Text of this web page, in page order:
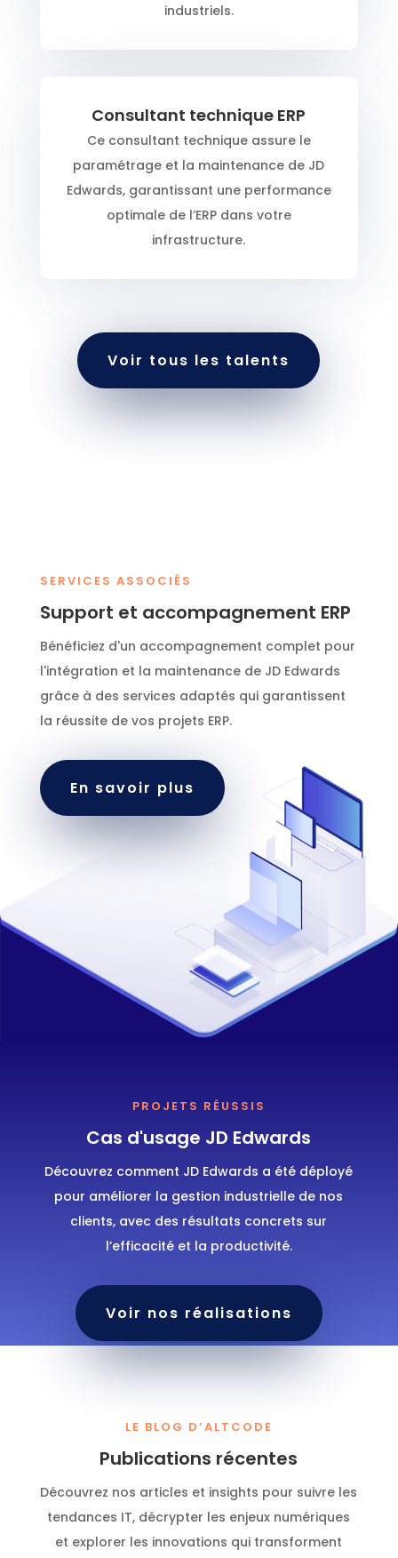
industriels.
Consultant technique ERP
Ce consultant technique assure le
paramétrage et la maintenance de JD
Edwards, garantissant une performance
optimale de l’ERP dans votre
infrastructure.
Voir tous les talents
SERVICES ASSOCIÉS
Support et accompagnement ERP
Bénéficiez d'un accompagnement complet pour
l'intégration et la maintenance de JD Edwards
grâce à des services adaptés qui garantissent
la réussite de vos projets ERP.
En savoir plus
PROJETS RÉUSSIS
Cas d'usage JD Edwards
Découvrez comment JD Edwards a été déployé
pour améliorer la gestion industrielle de nos
clients, avec des résultats concrets sur
l’efficacité et la productivité.
Voir nos réalisations
LE BLOG D’ALTCODE
Publications récentes
Découvrez nos articles et insights pour suivre les
tendances IT, décrypter les enjeux numériques
et explorer les innovations qui transforment